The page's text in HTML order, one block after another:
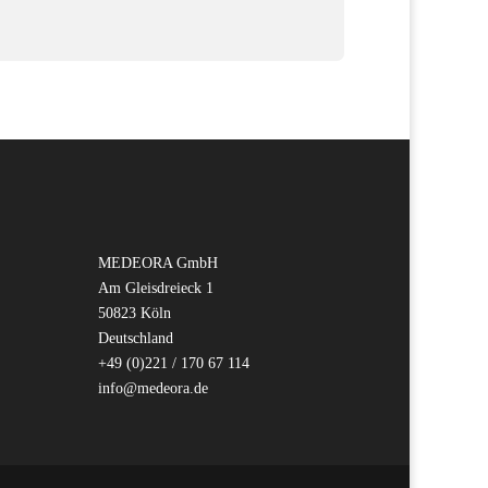
MEDEORA GmbH
Am Gleisdreieck 1
50823 Köln
Deutschland
+49 (0)221 / 170 67 114
info@medeora.de